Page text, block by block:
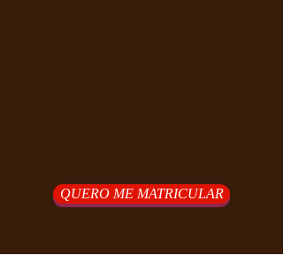
QUERO ME MATRICULAR